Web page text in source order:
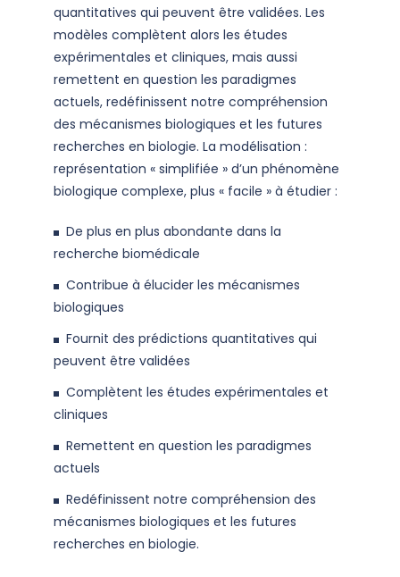
quantitatives qui peuvent être validées. Les
modèles complètent alors les études
expérimentales et cliniques, mais aussi
remettent en question les paradigmes
actuels, redéfinissent notre compréhension
des mécanismes biologiques et les futures
recherches en biologie. La modélisation :
représentation « simplifiée » d’un phénomène
biologique complexe, plus « facile » à étudier :
De plus en plus abondante dans la
recherche biomédicale
Contribue à élucider les mécanismes
biologiques
Fournit des prédictions quantitatives qui
peuvent être validées
Complètent les études expérimentales et
cliniques
Remettent en question les paradigmes
actuels
Redéfinissent notre compréhension des
mécanismes biologiques et les futures
recherches en biologie.